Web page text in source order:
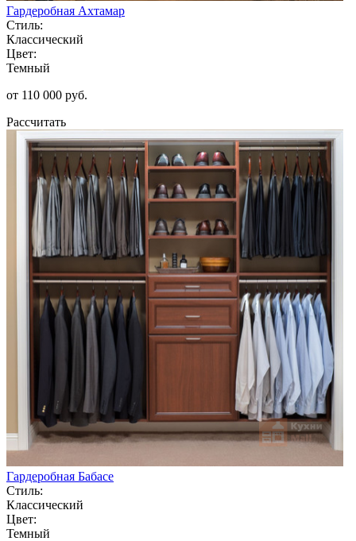
Гардеробная Ахтамар
Стиль:
Классический
Цвет:
Темный
от 110 000 руб.
Рассчитать
Гардеробная Бабасе
Стиль:
Классический
Цвет:
Темный